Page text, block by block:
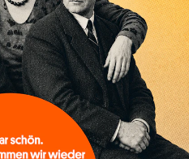
ABONNIEREN SIE
MAKROSKOP
Schon Abonnent? Dann
einloggen!